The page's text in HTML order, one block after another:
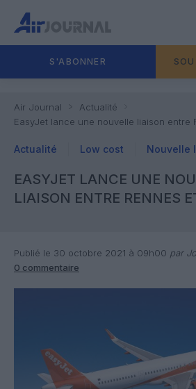
S'ABONNER
Air Journal
Actualité
EasyJet lance une nouvelle liaison entre
Actualité Low cost Nouvelle
EASYJET LANCE UNE
LIAISON ENTRE RENNES
Publié le 30 octobre 2021 à 09h00 par
0 commentaire